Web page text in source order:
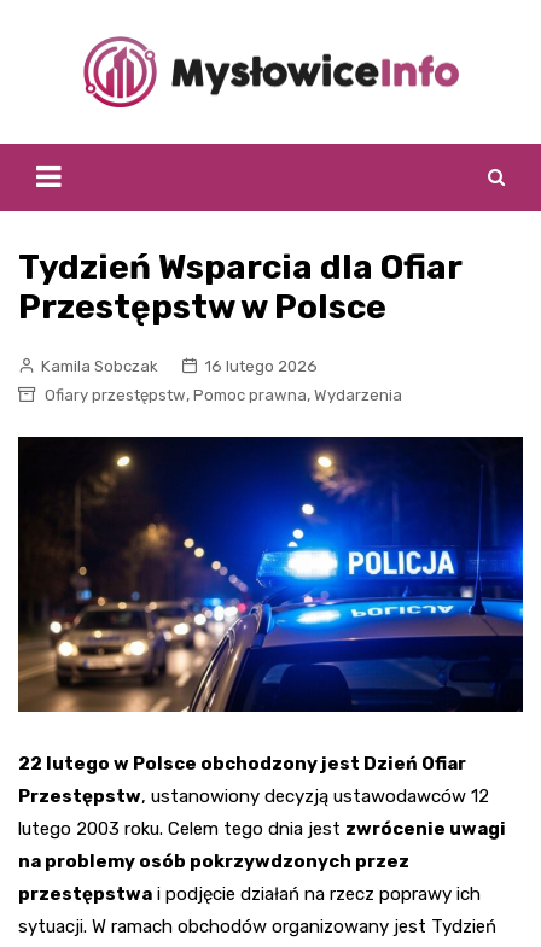
Tydzień Wsparcia dla Ofiar
Przestępstw w Polsce
Kamila Sobczak
16 lutego 2026
Ofiary przestępstw, Pomoc prawna, Wydarzenia
22 lutego w Polsce obchodzony jest Dzień Ofiar
Przestępstw, ustanowiony decyzją ustawodawców 12
lutego 2003 roku. Celem tego dnia jest zwrócenie uwagi
na problemy osób pokrzywdzonych przez
przestępstwa i podjęcie działań na rzecz poprawy ich
sytuacji. W ramach obchodów organizowany jest Tydzień